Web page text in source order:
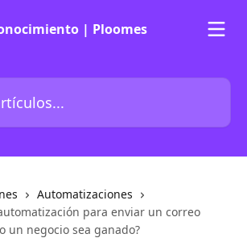
Automatizaciones
para enviar un correo
un negocio sea ganado?